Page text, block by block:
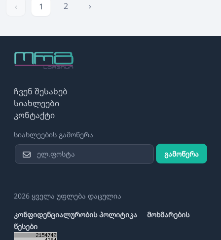
‹ 1 2 ›
ჩვენ შესახებ
სიახლეები
კონტაქტი
სიახლეების გამოწერა
გამოწერა
2026 ყველა უფლება დაცულია
კონფიდენციალურობის პოლიტიკა
მოხმარების
წესები